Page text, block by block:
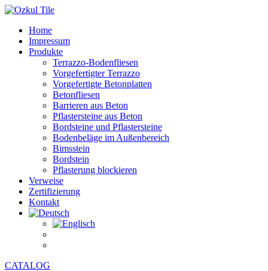
Home
Impressum
Produkte
Terrazzo-Bodenfliesen
Vorgefertigter Terrazzo
Vorgefertigte Betonplatten
Betonfliesen
Barrieren aus Beton
Pflastersteine aus Beton
Bordsteine und Pflastersteine
Bodenbeläge im Außenbereich
Bimsstein
Bordstein
Pflasterung blockieren
Verweise
Zertifizierung
Kontakt
CATALOG